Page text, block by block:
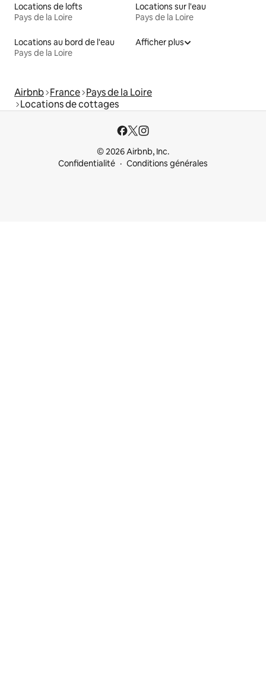
Locations de lofts
Pays de la Loire
Locations sur l'eau
Pays de la Loire
Locations au bord de l'eau
Pays de la Loire
Afficher plus
Airbnb France Pays de la Loire
Locations de cottages
© 2026 Airbnb, Inc.
Confidentialité
Conditions générales